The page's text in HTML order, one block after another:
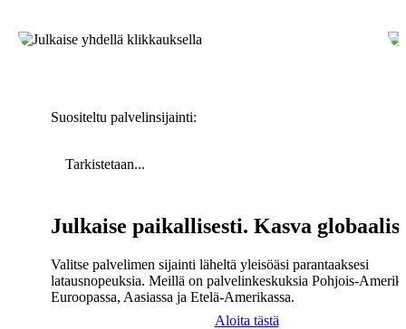
Suositeltu palvelinsijainti:
Tarkistetaan...
Julkaise paikallisesti. Kasva
Valitse palvelimen sijainti läheltä yleisöäsi parantaaksesi
latausnopeuksia. Meillä on palvelinkeskuksia Pohjois-
Euroopassa, Aasiassa ja Etelä-Amerikassa.
Aloita tästä